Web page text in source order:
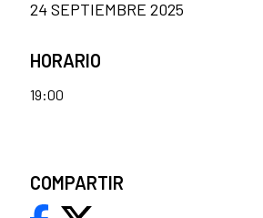
24 SEPTIEMBRE 2025
HORARIO
19:00
COMPARTIR